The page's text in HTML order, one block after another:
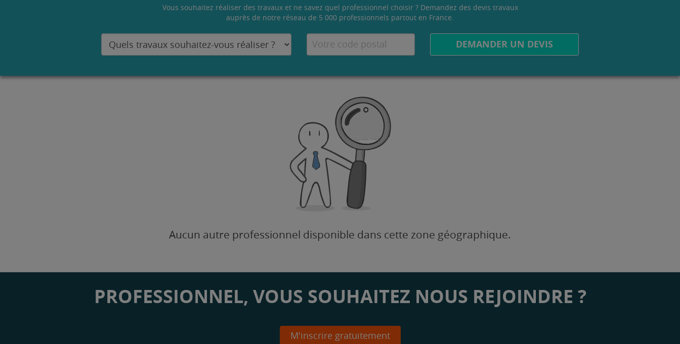
Vous souhaitez réaliser des travaux et ne savez quel professionnel choisir ? Demandez des devis travaux
auprès de notre réseau de 5 000 professionnels partout en France.
DEMANDER UN DEVIS
Aucun autre professionnel disponible dans cette zone géographique.
PROFESSIONNEL, VOUS SOUHAITEZ NOUS REJOINDRE ?
M'inscrire gratuitement